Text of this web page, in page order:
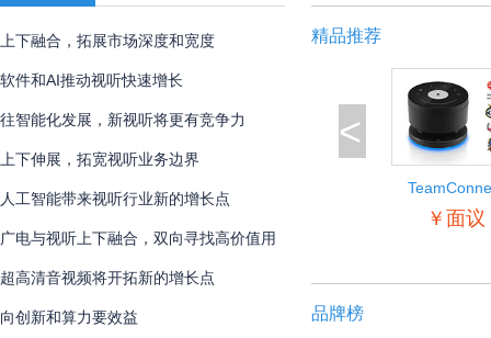
上下融合，拓展市场深度和宽度
软件和AI推动视听快速增长
往智能化发展，新视听将更有竞争力
上下伸展，拓宽视听业务边界
人工智能带来视听行业新的增长点
广电与视听上下融合，双向寻找高价值用
户
超高清音视频将开拓新的增长点
向创新和算力要效益
精品推荐
<
￥面议
品牌榜